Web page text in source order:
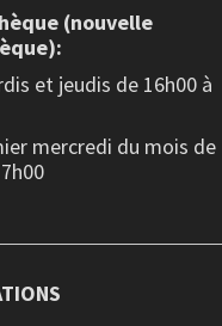
(nouvelle
et jeudis de 16h00 à
mercredi du mois de